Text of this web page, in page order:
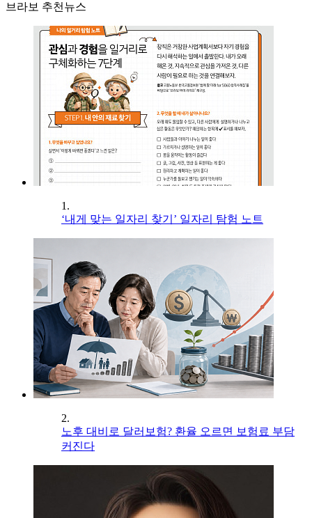
브라보 추천뉴스
1.
‘내게 맞는 일자리 찾기’ 일자리 탐험 노트
2.
노후 대비로 달러보험? 환율 오르면 보험료 부담
커진다